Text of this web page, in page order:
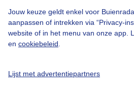
Jouw keuze geldt enkel voor
aanpassen of intrekken via “Privacy-
website of in het menu van onze app.
en cookiebeleid
Lijst met advertentiepartners
Privacy beleid
Cookie beleid